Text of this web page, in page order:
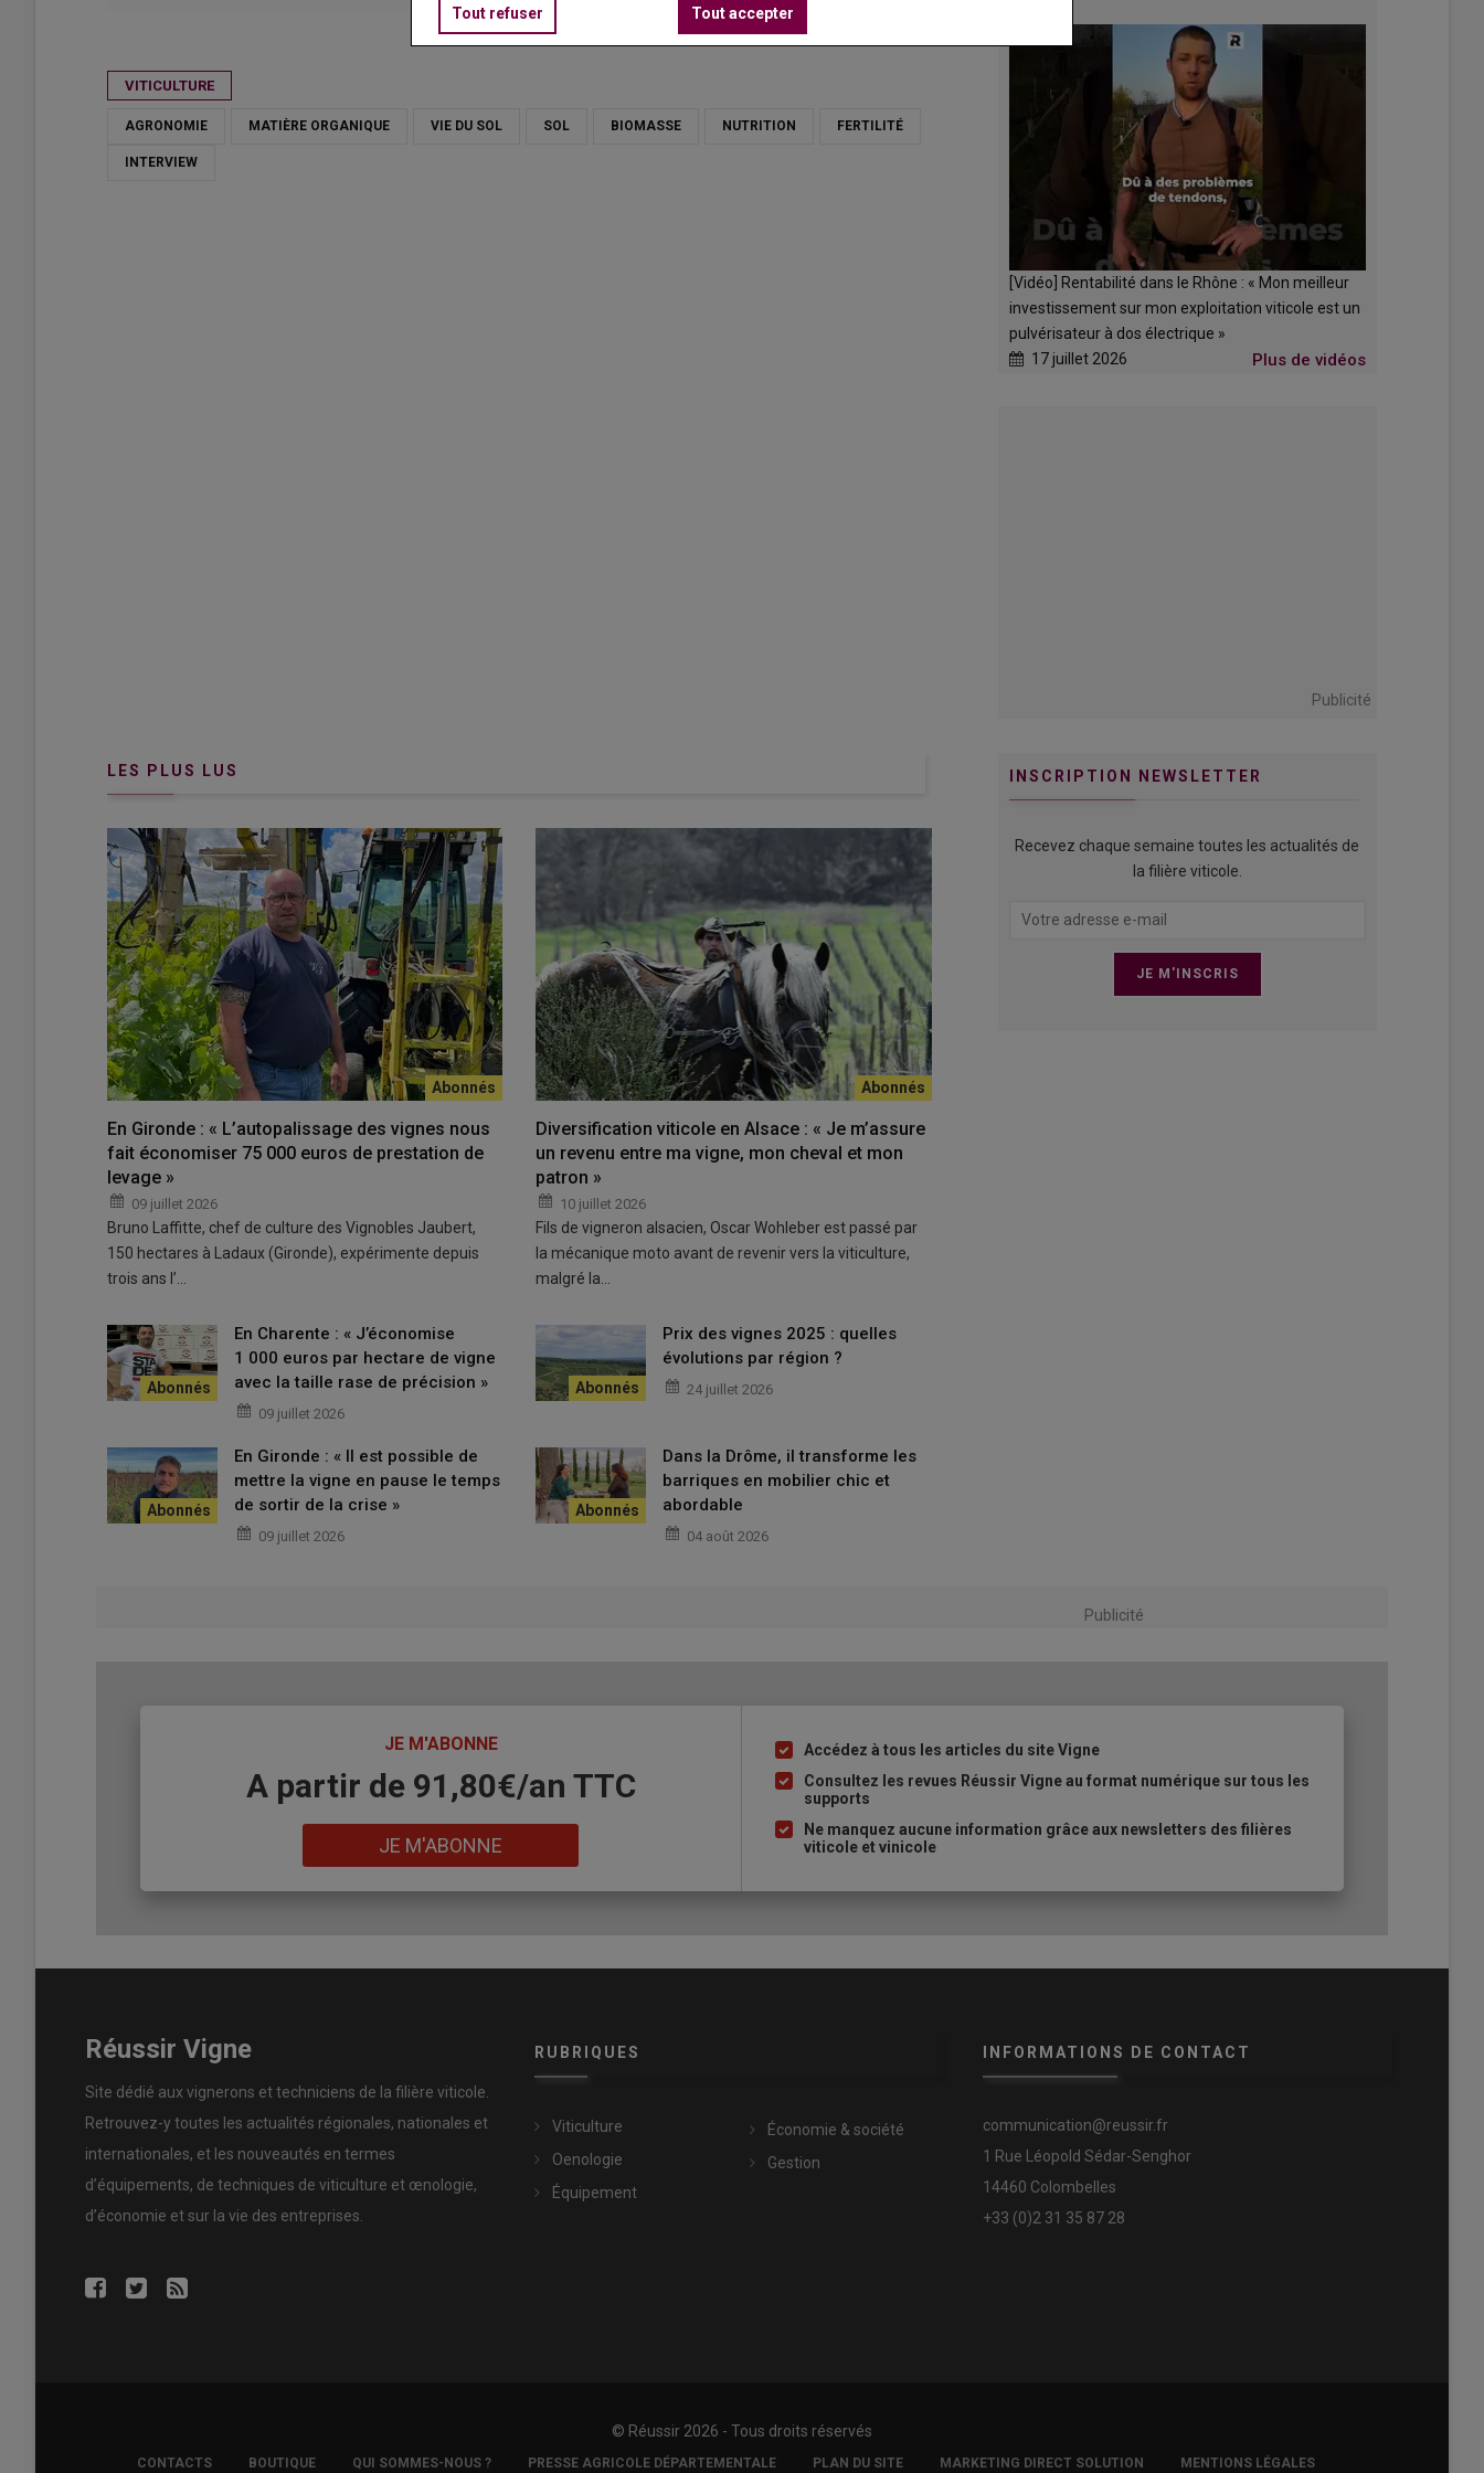
Xavier Delbecque
Pourquoi travailler sur la biomasse torréfiée ?
Nous sommes partis du constat que lebiochar permet d’apporter du
vraiment très stable, qui stimule très peu l’
activité biologique . D’un autre côté les
contiennent une
majorité de carbone assimilable, aussi elles ne contribuent pas au
stockage du carbone dans lesol
. De plus elles
peuvent engendrer des problématiques de faim d’azote. Nous avons donc fait l’hypothèse qu’une biomasse torréfiée,
que nous appelonsbiotorr, aurait des propriétés intermédiaires. À savoir, héberger une partie de carbone plus stable,
tout en gardant de la matière assimilable.
Lire aussi | Samuel Abiven : « Les biochars peuvent être bénéfiques en viticulture, mais se raisonnent au
cas par cas »
Ce travail est né d’un projet porté par le groupe Avril et accompagné par l’Ademe sur les résidus de colza. À l’heure
actuelle, les pailles ne sont pas valorisées et sont laissées au champ. Le projet consiste à voir si leurtorréfaction
présente un intérêt, d’un point de vue
environnemental
Qu’est-ce qui différencie la biotorr du biochar ?
propriétés de la matière. Pour créer du biochar, on effectue une pyrolyse
degrés. Ce qui a pour effet de condenser davantage les chaînes moléculaires de lignine et de créer des réseaux
d’arrangement cristallins. Dans le cas de la biotorr, on effectue une chauffe à des degrés plus faibles, entre
300 °C. À ces températures, on transforme surtout l’hémicelluloseen composés de carbone amorphes, plus stables.
L’action sur la lignine est beaucoup plus faible, et on volatilise moins de
1 à 1,2 tonne de biotorr contre seulement 600 kg de biochar après pyrolyse.
VITICULTURE
AGRONOMIE MATIÈRE ORGANIQUE VIE DU SOL SOL BIOMASSE NUTRITION FERTILITÉ
INTERVIEW
[Vidéo] Rentabilité dans le Rhône : « Mon meilleur
investissement sur mon exploitation viticole est un
pulvérisateur à dos électrique »
17 juillet 2026
Plus de vidéos
Publicité
LES PLUS LUS
En Gironde : « L’autopalissage des vignes nous
fait économiser 75 000 euros de prestation de
levage »
09 juillet 2026
Bruno Laffitte, chef de culture des Vignobles Jaubert,
150 hectares à Ladaux (Gironde), expérimente depuis
trois ans l’…
Diversification viticole en Alsace : « Je m’assure
un revenu entre ma vigne, mon cheval et mon
patron »
10 juillet 2026
Fils de vigneron alsacien, Oscar Wohleber est passé par
la mécanique moto avant de revenir vers la viticulture,
malgré la…
En Charente : « J’économise
1 000 euros par hectare de vigne
avec la taille rase de précision »
09 juillet 2026
Prix des vignes 2025 : quelles
évolutions par région ?
24 juillet 2026
En Gironde : « Il est possible de
mettre la vigne en pause le temps
de sortir de la crise »
09 juillet 2026
Dans la Drôme, il transforme les
barriques en mobilier chic et
abordable
04 août 2026
INSCRIPTION NEWSLETTER
Recevez chaque semaine toutes les actualités de
la filière viticole.
Publicité
JE M'ABONNE
BodyA partir de 91,80€/an​ TTC
JE M'ABONNE
Liste
à
puce
Accédez à tous les articles du site Vigne
Consultez les revues Réussir Vigne au format numérique sur tous les
supports
Ne manquez aucune information grâce aux newsletters des filières
viticole et vinicole
Réussir Vigne
Site dédié aux vignerons et techniciens de la filière viticole.
Retrouvez-y toutes les actualités régionales, nationales et
internationales, et les nouveautés en termes
d’équipements, de techniques de viticulture et œnologie,
d’économie et sur la vie des entreprises.
RUBRIQUES
Viticulture
Oenologie
Équipement
Économie & société
Gestion
INFORMATIONS DE CONTACT
communication@reussir.fr
1 Rue Léopold Sédar-Senghor
14460 Colombelles
+33 (0)2 31 35 87 28
© Réussir 2026 - Tous droits réservés
FOOTER
CONTACTS BOUTIQUE QUI SOMMES-NOUS ? PRESSE AGRICOLE DÉPARTEMENTALE PLAN DU SITE MARKETING DIRECT SOLUTION MENTIONS LÉGALES
Tout refuser Tout accepter